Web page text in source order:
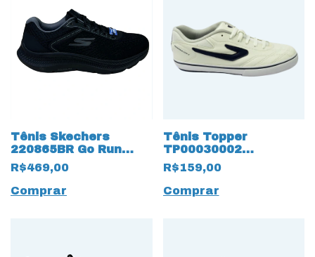
Tênis Skechers
220865BR Go Run
Consistent 18429 All
Black
R$469,00
Comprar
Tênis Topper
TP00030002
Dominator 3 Clássico
do Futsal 13337 Raiz
R$159,00
Comprar